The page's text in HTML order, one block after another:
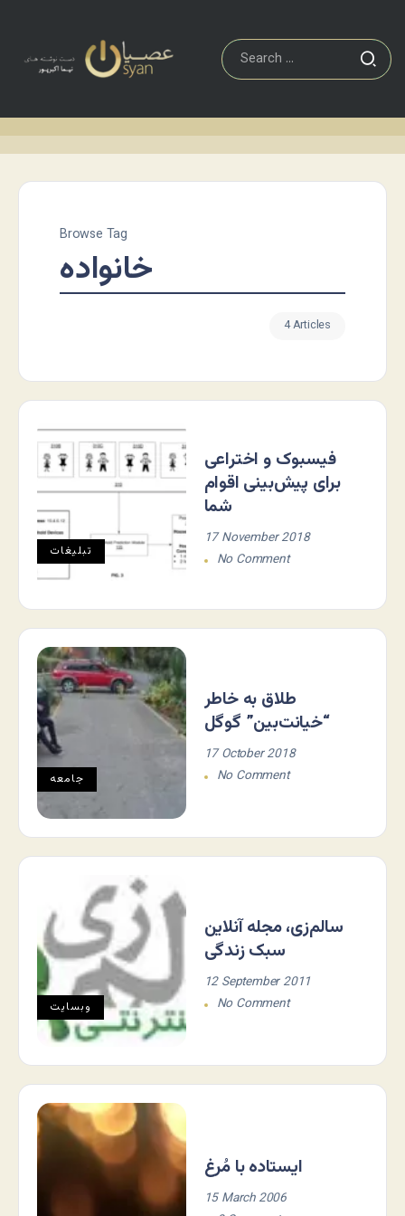
Browse Tag
خانواده
4 Articles
تبلیغات
فیسبوک و اختراعی
برای پیش‌بینی اقوام
شما
17 November 2018
No Comment
جامعه
طلاق به خاطر
“خیانت‌بین” گوگل
17 October 2018
No Comment
وبسایت
سالم‌زی، مجله آنلاین
سبک زندگی
12 September 2011
No Comment
ایستاده با مُرغ
15 March 2006